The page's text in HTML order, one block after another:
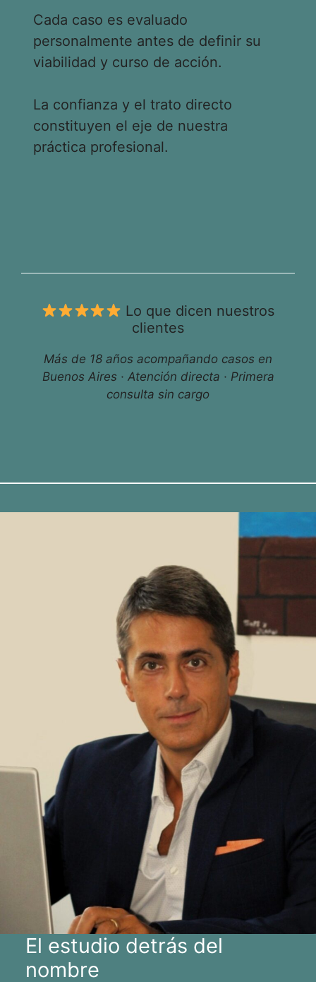
Cada caso es evaluado
personalmente antes de definir su
viabilidad y curso de acción.
La confianza y el trato directo
constituyen el eje de nuestra
práctica profesional.
Lo que dicen nuestros
clientes
Más de 18 años acompañando casos en
Buenos Aires · Atención directa · Primera
consulta sin cargo
El estudio detrás del
nombre